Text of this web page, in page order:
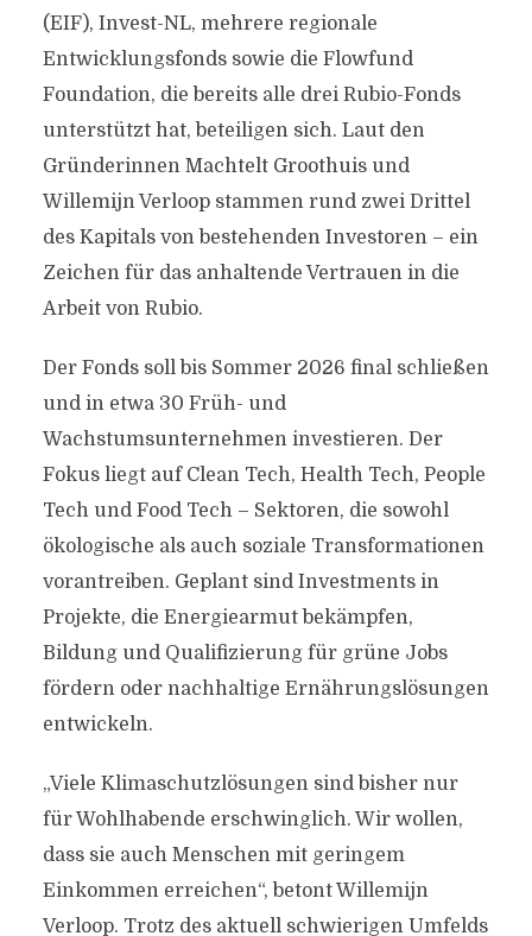
(EIF), Invest-NL, mehrere regionale
Entwicklungsfonds sowie die Flowfund
Foundation, die bereits alle drei Rubio-Fonds
unterstützt hat, beteiligen sich. Laut den
Gründerinnen Machtelt Groothuis und
Willemijn Verloop stammen rund zwei Drittel
des Kapitals von bestehenden Investoren – ein
Zeichen für das anhaltende Vertrauen in die
Arbeit von Rubio.
Der Fonds soll bis Sommer 2026 final schließen
und in etwa 30 Früh- und
Wachstumsunternehmen investieren. Der
Fokus liegt auf Clean Tech, Health Tech, People
Tech und Food Tech – Sektoren, die sowohl
ökologische als auch soziale Transformationen
vorantreiben. Geplant sind Investments in
Projekte, die Energiearmut bekämpfen,
Bildung und Qualifizierung für grüne Jobs
fördern oder nachhaltige Ernährungslösungen
entwickeln.
„Viele Klimaschutzlösungen sind bisher nur
für Wohlhabende erschwinglich. Wir wollen,
dass sie auch Menschen mit geringem
Einkommen erreichen“, betont Willemijn
Verloop. Trotz des aktuell schwierigen Umfelds